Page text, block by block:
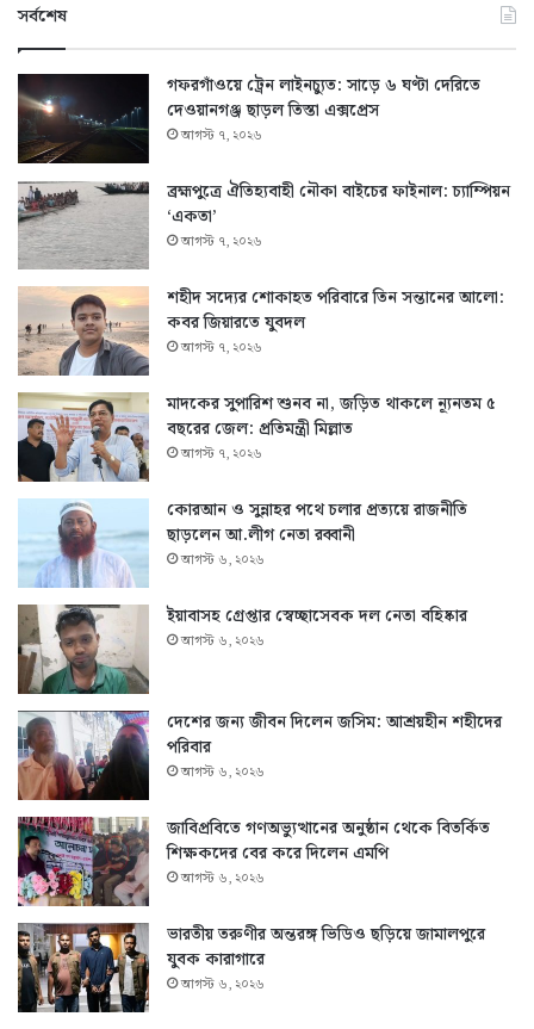
সর্বশেষ
গফরগাঁওয়ে ট্রেন লাইনচ্যুত: সাড়ে ৬ ঘণ্টা দেরিতে
দেওয়ানগঞ্জ ছাড়ল তিস্তা এক্সপ্রেস
আগস্ট ৭, ২০২৬
ব্রহ্মপুত্রে ঐতিহ্যবাহী নৌকা বাইচের ফাইনাল: চ্যাম্পিয়ন
‘একতা’
আগস্ট ৭, ২০২৬
শহীদ সদ্যের শোকাহত পরিবারে তিন সন্তানের আলো:
কবর জিয়ারতে যুবদল
আগস্ট ৭, ২০২৬
মাদকের সুপারিশ শুনব না, জড়িত থাকলে ন্যূনতম ৫
বছরের জেল: প্রতিমন্ত্রী মিল্লাত
আগস্ট ৭, ২০২৬
কোরআন ও সুন্নাহর পথে চলার প্রত্যয়ে রাজনীতি
ছাড়লেন আ.লীগ নেতা রব্বানী
আগস্ট ৬, ২০২৬
ইয়াবাসহ গ্রেপ্তার স্বেচ্ছাসেবক দল নেতা বহিষ্কার
আগস্ট ৬, ২০২৬
দেশের জন্য জীবন দিলেন জসিম: আশ্রয়হীন শহীদের
পরিবার
আগস্ট ৬, ২০২৬
জাবিপ্রবিতে গণঅভ্যুত্থানের অনুষ্ঠান থেকে বিতর্কিত
শিক্ষকদের বের করে দিলেন এমপি
আগস্ট ৬, ২০২৬
ভারতীয় তরুণীর অন্তরঙ্গ ভিডিও ছড়িয়ে জামালপুরে
যুবক কারাগারে
আগস্ট ৬, ২০২৬